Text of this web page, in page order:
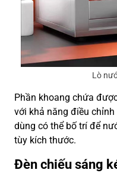
Lò
Phần khoang chứa
với khả năng điều
dùng có thể bố trí để
tùy kích thước.
Đèn chiếu sáng